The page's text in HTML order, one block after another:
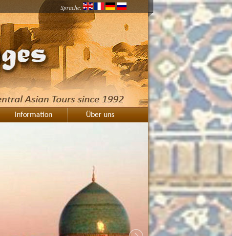
Sprache:
Information Über uns